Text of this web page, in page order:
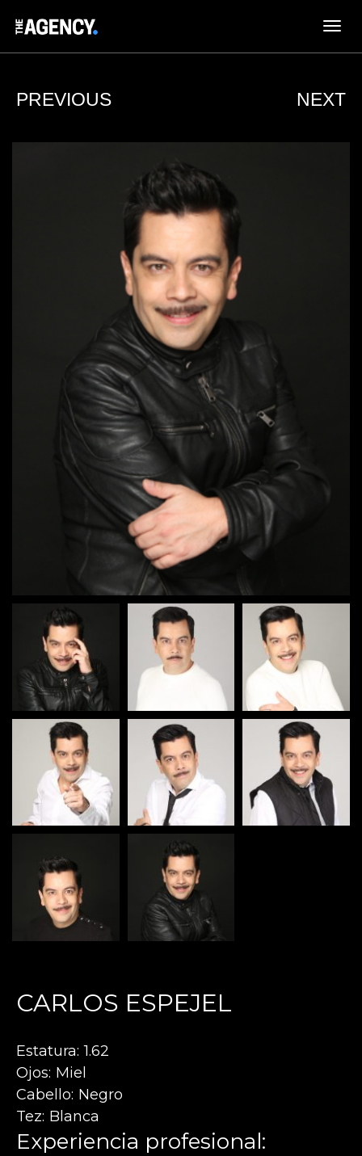
CARLOS ESPEJEL
Estatura 1.62
Ojos Miel
Cabello Negro
Tez Blanca
Experiencia profesional: